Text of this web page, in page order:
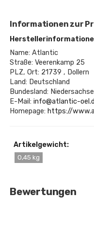
Informationen zur
Name: Atlantic
Straße: Veerenkamp 25
PLZ, Ort: 21739 , Dollern
Land: Deutschland
Bundesland:
E-Mail: info@atlantic-
Homepage: https://
Artikelgewicht:
0,45 kg
Bewertungen